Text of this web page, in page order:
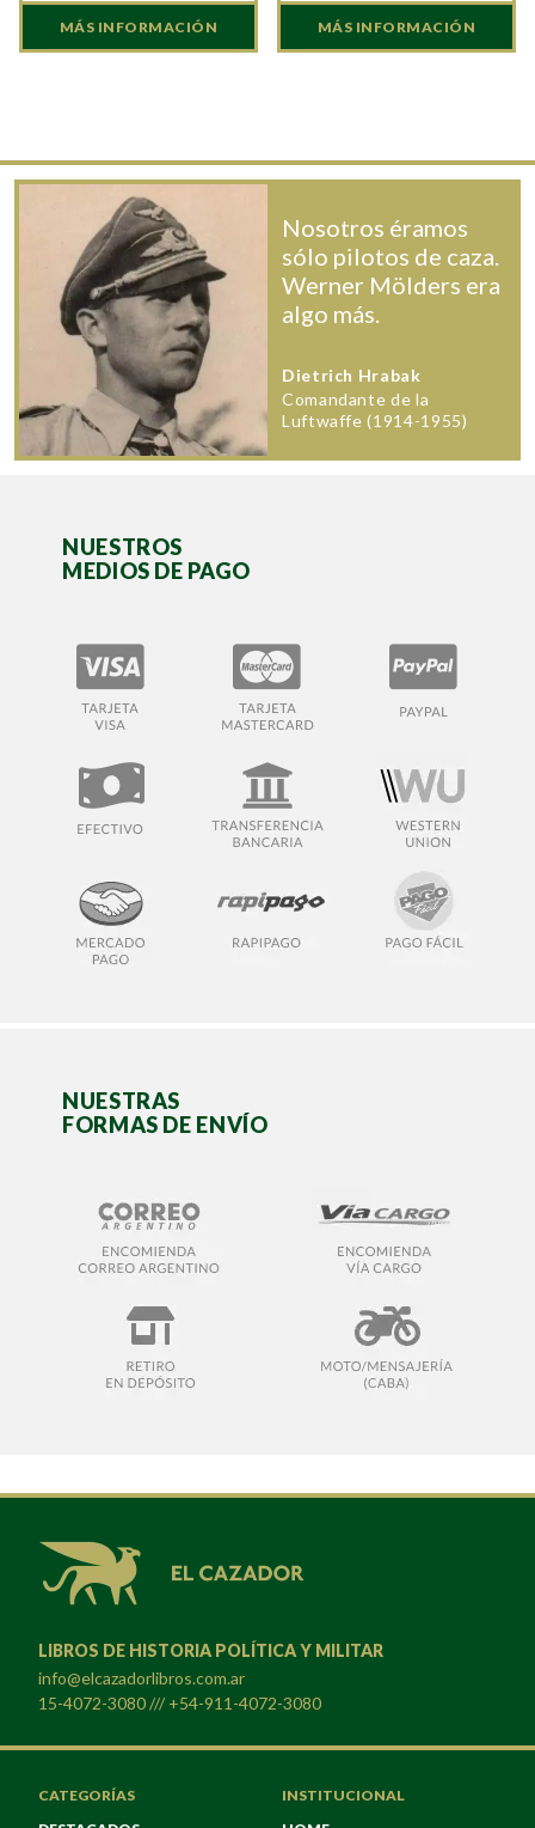
MÁS INFORMACIÓN MÁS INFORMACIÓN
Nosotros éramos
sólo pilotos de caza.
Werner Mölders era
algo más.
Dietrich Hrabak
Comandante de la
Luftwaffe (1914-1955)
NUESTROS
MEDIOS DE PAGO
NUESTRAS
FORMAS DE ENVÍO
LIBROS DE HISTORIA POLÍTICA Y MILITAR
info@elcazadorlibros.com.ar
15-4072-3080 /// +54-911-4072-3080
CATEGORÍAS
INSTITUCIONAL